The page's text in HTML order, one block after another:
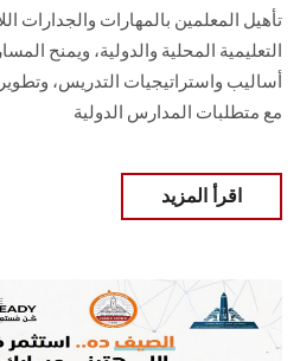
تأهيل المعلمين بالمهارات والجدارات
التعليمية المحلية والدولية، ويمنح
أساليب واستراتيجيات التدريس، وتطوير
مع متطلبات المدارس الدولية
اقرأ المزيد